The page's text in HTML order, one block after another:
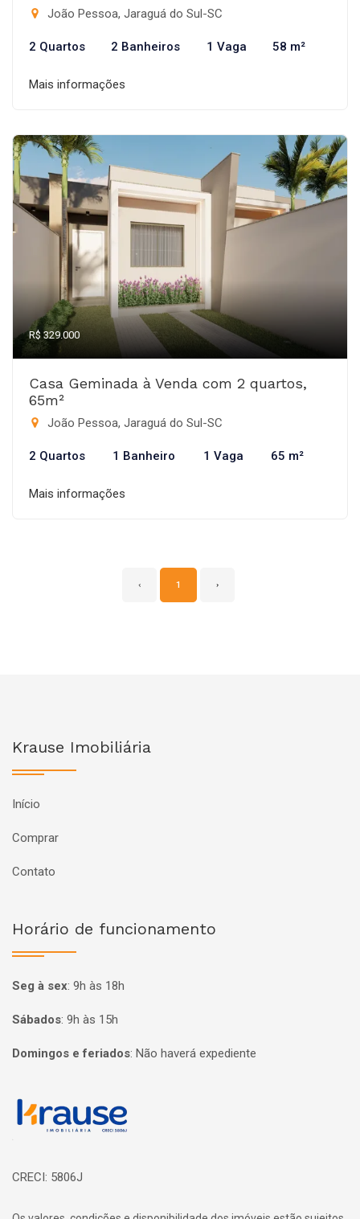
João Pessoa, Jaraguá do Sul-SC
2 Quartos 2 Banheiros 1 Vaga 58 m²
Mais informações
R$ 329.000
Casa Geminada à Venda com 2 quartos,
65m²
João Pessoa, Jaraguá do Sul-SC
2 Quartos 1 Banheiro 1 Vaga 65 m²
Mais informações
‹ 1 ›
Krause Imobiliária
Início
Comprar
Contato
Horário de funcionamento
Seg à sex: 9h às 18h
Sábados: 9h às 15h
Domingos e feriados: Não haverá expediente
Página inicial
CRECI: 5806J